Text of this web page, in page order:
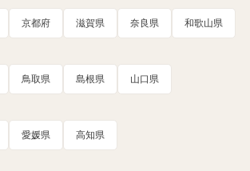
京都府 滋賀県 奈良県 和歌山県
鳥取県 島根県 山口県
愛媛県 高知県